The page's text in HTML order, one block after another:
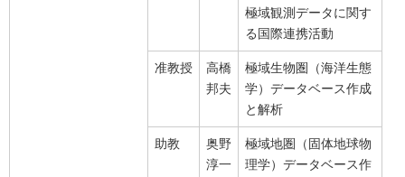
極域観測データに関す
る国際連携活動
准教授
高橋
邦夫
極域生物圏（海洋生態
学）データベース作成
と解析
助教
奥野
淳一
極域地圏（固体地球物
理学）データベース作